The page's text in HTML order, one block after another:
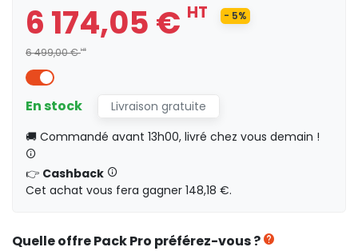
6 174,05 € HT
6 499,00 €HT
- 5%
En stock
Livraison gratuite
🚚 Commandé avant 13h00, livré chez vous demain !
👉 Cashback
Cet achat vous fera gagner 148,18 €.
Quelle offre Pack Pro préférez-vous ?